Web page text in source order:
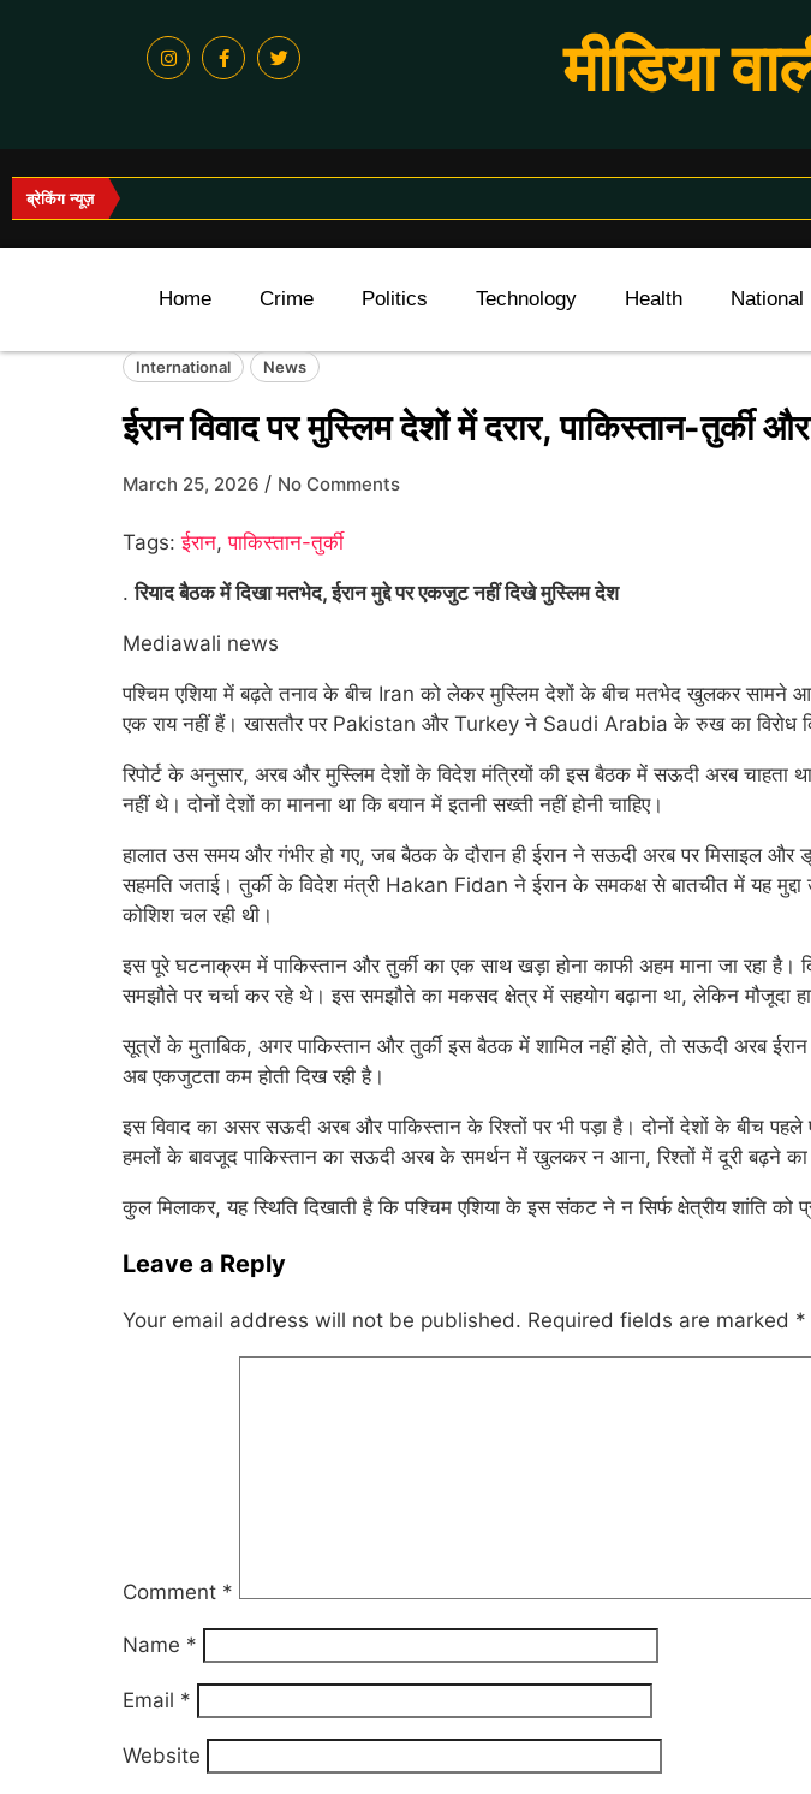
मीडिया
ब्रेकिंग न्यूज़
Home Crime Politics Technology Health National
International News
ईरान विवाद पर मुस्लिम देशों में दरार, पाकिस्तान-
March 25, 2026 / No Comments
Tags:ईरान,पाकिस्तान-तुर्की
.रियाद बैठक में दिखा मतभेद, ईरान मुद्दे पर एकजुट नहीं दिखे मुस्लिम देश
Mediawali news
पश्चिम एशिया में बढ़ते तनाव के बीच Iran को लेकर मुस्लिम देशों के बीच मतभेद खुलकर सामने
एक राय नहीं हैं। खासतौर पर Pakistan और Turkey ने Saudi Arabia के रुख का विरोध
रिपोर्ट के अनुसार, अरब और मुस्लिम देशों के विदेश मंत्रियों की इस बैठक में सऊदी अरब चाहता
नहीं थे। दोनों देशों का मानना था कि बयान में इतनी सख्ती नहीं होनी चाहिए।
हालात उस समय और गंभीर हो गए, जब बैठक के दौरान ही ईरान ने सऊदी अरब पर मिसाइल और
सहमति जताई। तुर्की के विदेश मंत्री Hakan Fidan ने ईरान के समकक्ष से बातचीत में यह
कोशिश चल रही थी।
इस पूरे घटनाक्रम में पाकिस्तान और तुर्की का एक साथ खड़ा होना काफी अहम माना जा
समझौते पर चर्चा कर रहे थे। इस समझौते का मकसद क्षेत्र में सहयोग बढ़ाना था, लेकिन मौजूदा
सूत्रों के मुताबिक, अगर पाकिस्तान और तुर्की इस बैठक में शामिल नहीं होते, तो सऊदी अरब
अब एकजुटता कम होती दिख रही है।
इस विवाद का असर सऊदी अरब और पाकिस्तान के रिश्तों पर भी पड़ा है। दोनों देशों के बीच
हमलों के बावजूद पाकिस्तान का सऊदी अरब के समर्थन में खुलकर न आना, रिश्तों में दूरी बढ़ने का
कुल मिलाकर, यह स्थिति दिखाती है कि पश्चिम एशिया के इस संकट ने न सिर्फ क्षेत्रीय शांति को
Leave a Reply
Your email address will not be published. Required fields are marked *
Comment *
Name *
Email *
Website